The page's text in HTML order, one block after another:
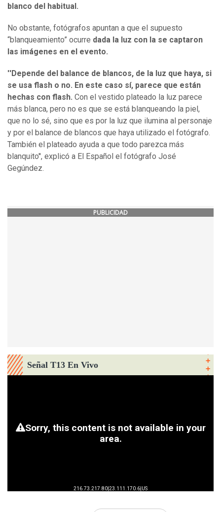
blanco del habitual.
No obstante, fotógrafos apuntan a que el supuesto
“blanqueamiento” ocurre dada la luz con la se captaron
las imágenes en el evento.
''Depende del balance de blancos, de la luz que haya, si
se usa flash o no. En este caso sí, parece que están
hechas con flash. Con el vestido plateado la luz parece
más blanca, pero no es que se está blanqueando la piel,
que no lo sé, sino que es por la luz que ilumina al personaje
y por el balance de blancos que haya utilizado el fotógrafo.
También el plateado ayuda a que todo parezca más
blanquito'', explicó a El Español el fotógrafo José
Gegúndez.
PUBLICIDAD
Señal T13 En Vivo